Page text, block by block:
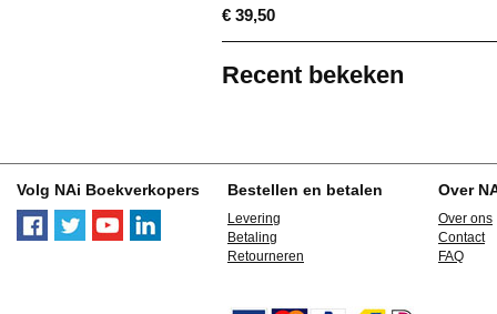
€ 39,50
Recent bekeken
Volg NAi Boekverkopers Bestellen en betalen
Levering
Betaling
Retourneren
Over
Over ons
Contact
FAQ